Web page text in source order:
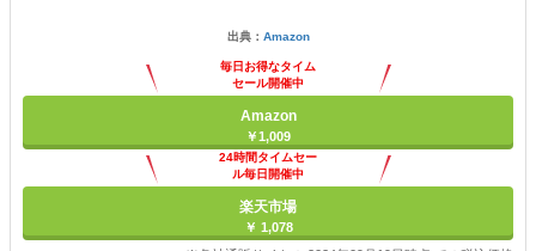
出典： Amazon
毎日お得なタイム
セール開催中
Amazon
￥1,009
24時間タイムセー
ル毎日開催中
楽天市場
￥ 1,078